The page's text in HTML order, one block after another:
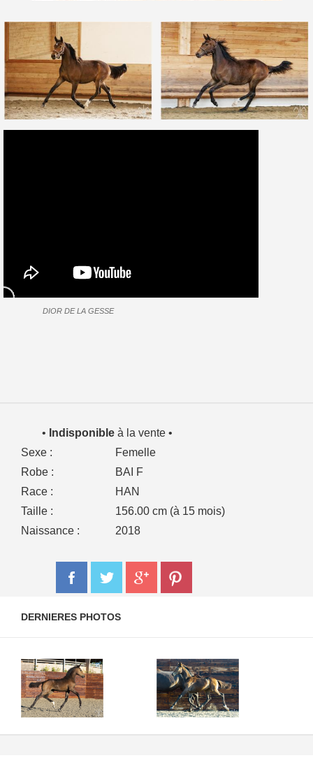
DIOR DE LA GESSE
• Indisponible à la vente •
Sexe :
Femelle
Robe :
BAI F
Race :
HAN
Taille :
156.00 cm (à 15 mois)
Naissance :
2018
DERNIERES PHOTOS